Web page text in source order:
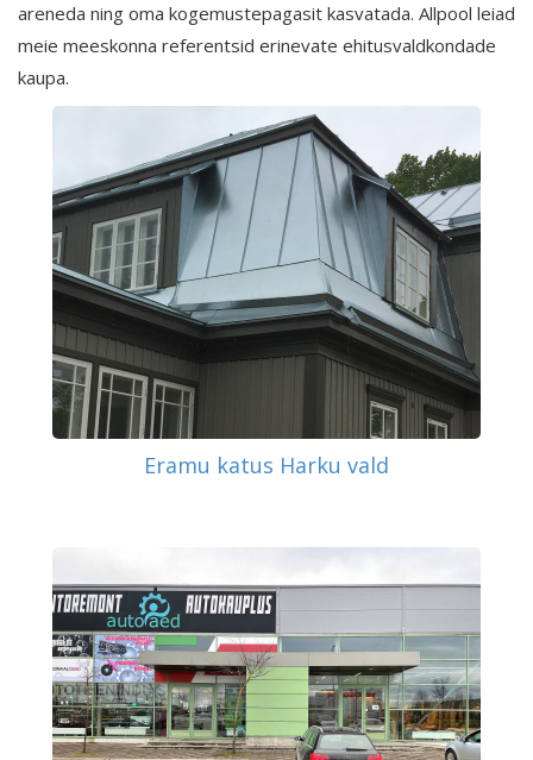
areneda ning oma kogemustepagasit kasvatada. Allpool leiad
meie meeskonna referentsid erinevate ehitusvaldkondade
kaupa.
Eramu katus Harku vald